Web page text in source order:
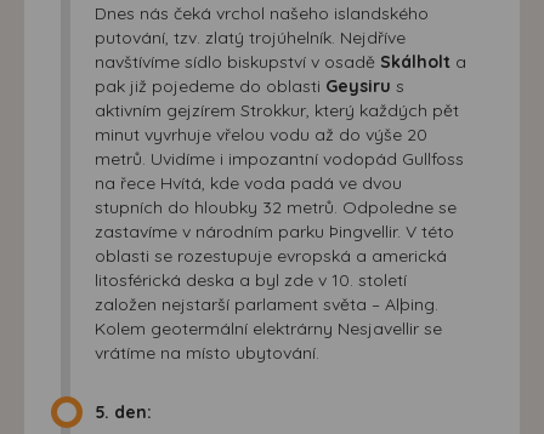
Dnes nás čeká vrchol našeho islandského
putování, tzv. zlatý trojúhelník. Nejdříve
navštívíme sídlo biskupství v osadě Skálholt a
pak již pojedeme do oblasti Geysiru s
aktivním gejzírem Strokkur, který každých pět
minut vyvrhuje vřelou vodu až do výše 20
metrů. Uvidíme i impozantní vodopád Gullfoss
na řece Hvítá, kde voda padá ve dvou
stupních do hloubky 32 metrů. Odpoledne se
zastavíme v národním parku Þingvellir. V této
oblasti se rozestupuje evropská a americká
litosférická deska a byl zde v 10. století
založen nejstarší parlament světa – Alþing.
Kolem geotermální elektrárny Nesjavellir se
vrátíme na místo ubytování.
5. den: